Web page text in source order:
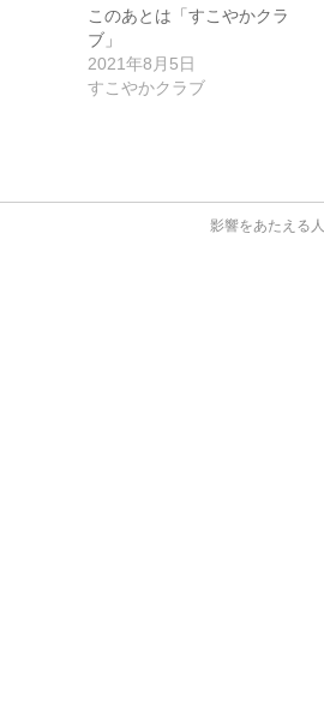
このあとは「すこやかクラ
ブ」
2021年8月5日
すこやかクラブ
影響をあたえる人